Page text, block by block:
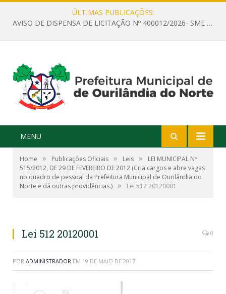
ÚLTIMAS PUBLICAÇÕES:
AVISO DE DISPENSA DE LICITAÇÃO Nº 400012/2026- SME – CONTRATAÇÃO DE EMPRESA ESPECIALIZADA PARA LOCAÇÃO DE ÔNIBUS EXECUTIVO COM CAPACIDADE DE 60 (SESSENTA) POLTRONAS, PARA TRANSPORTAR PROFESSORES RESPONSÁVEIS E ALUNOS PARA BRASÍLIA, COM SAÍDA DIA 10/08/2026 E RETORNO DIA 14/08/2026
MENU
Home » Publicações Oficiais » Leis »
LEI MUNICIPAL Nº
515/2012, DE 29 DE FEVEREIRO DE 2012 (Cria cargos e abre vagas
no quadro de pessoal da Prefeitura Municipal de Ourilândia do
Norte e dá outras providências.) » Lei 512 20120001
Lei 512 20120001 0
POR ADMINISTRADOR EM 19 DE MAIO DE 2017